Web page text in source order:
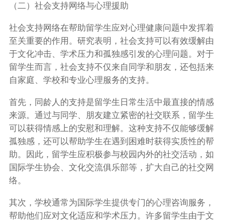
（二）社会支持网络与心理援助
社会支持网络在帮助留学生应对心理健康问题中发挥着
至关重要的作用。研究表明，社会支持可以有效缓解由
于文化冲击、学术压力和孤独感引发的心理问题。对于
留学生而言，社会支持不仅来自同学和朋友，还包括来
自家庭、学校和专业心理服务的支持。
首先，同龄人的支持是留学生日常生活中最直接的情感
来源。通过与同学、朋友建立紧密的社交联系，留学生
可以获得情感上的安慰和理解。这种支持不仅能够缓解
孤独感，还可以帮助学生在遇到困难时获得实质性的帮
助。因此，留学生应积极参与校园内外的社交活动，如
国际学生协会、文化交流俱乐部等，扩大自己的社交网
络。
其次，学校通常为国际学生提供专门的心理咨询服务，
帮助他们应对文化适应和学术压力。许多留学生由于文